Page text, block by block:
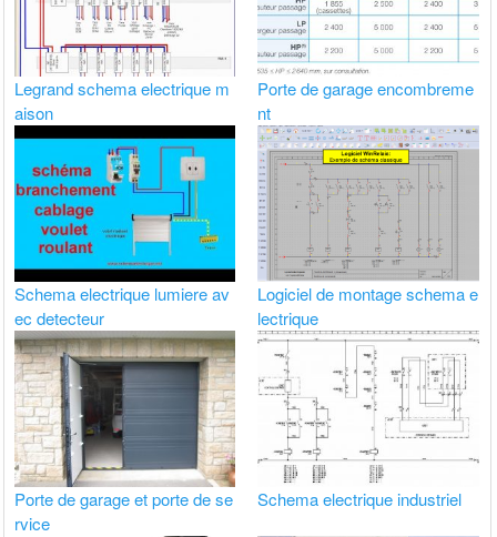
Legrand schema electrique m
aison
Porte de garage encombreme
nt
Schema electrique lumiere av
ec detecteur
Logiciel de montage schema e
lectrique
Porte de garage et porte de se
rvice
Schema electrique industriel